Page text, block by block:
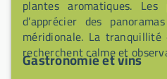
plantes aromatiques. Les
d’apprécier des
méridionale. La
recherchent calme et
Gastronomie et vins